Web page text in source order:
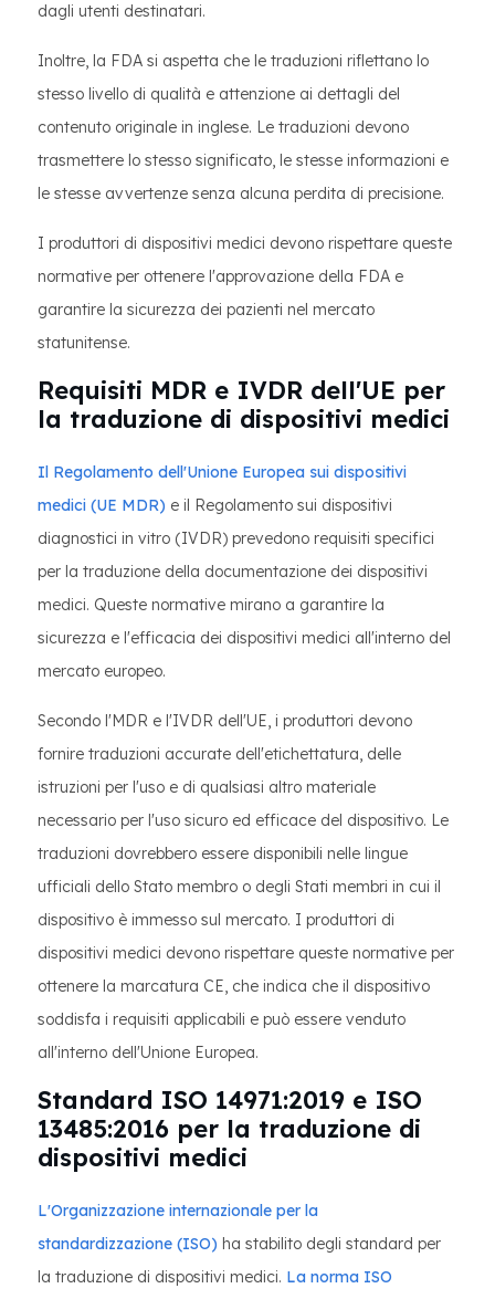
dagli utenti destinatari.
Inoltre, la FDA si aspetta che le traduzioni riflettano lo
stesso livello di qualità e attenzione ai dettagli del
contenuto originale in inglese. Le traduzioni devono
trasmettere lo stesso significato, le stesse informazioni e
le stesse avvertenze senza alcuna perdita di precisione.
I produttori di dispositivi medici devono rispettare queste
normative per ottenere l'approvazione della FDA e
garantire la sicurezza dei pazienti nel mercato
statunitense.
Requisiti MDR e IVDR dell'UE per
la traduzione di dispositivi medici
Il Regolamento dell'Unione Europea sui dispositivi
medici (UE MDR) e il Regolamento sui dispositivi
diagnostici in vitro (IVDR) prevedono requisiti specifici
per la traduzione della documentazione dei dispositivi
medici. Queste normative mirano a garantire la
sicurezza e l'efficacia dei dispositivi medici all'interno del
mercato europeo.
Secondo l'MDR e l'IVDR dell'UE, i produttori devono
fornire traduzioni accurate dell'etichettatura, delle
istruzioni per l'uso e di qualsiasi altro materiale
necessario per l'uso sicuro ed efficace del dispositivo. Le
traduzioni dovrebbero essere disponibili nelle lingue
ufficiali dello Stato membro o degli Stati membri in cui il
dispositivo è immesso sul mercato. I produttori di
dispositivi medici devono rispettare queste normative per
ottenere la marcatura CE, che indica che il dispositivo
soddisfa i requisiti applicabili e può essere venduto
all'interno dell'Unione Europea.
Standard ISO 14971:2019 e ISO
13485:2016 per la traduzione di
dispositivi medici
L'Organizzazione internazionale per la
standardizzazione (ISO) ha stabilito degli standard per
la traduzione di dispositivi medici. La norma ISO